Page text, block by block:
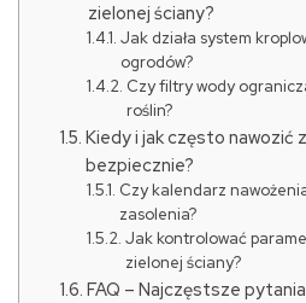
zielonej ściany?
Jak działa system
ogrodów?
Czy filtry wody
roślin?
Kiedy i jak często nawozić
bezpiecznie?
Czy kalendarz
zasolenia?
Jak kontrolować
zielonej ściany?
FAQ – Najczęstsze